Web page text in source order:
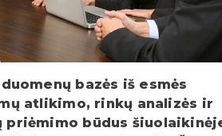
bazės iš esmės
atlikimo, rinkų analizės ir
būdus